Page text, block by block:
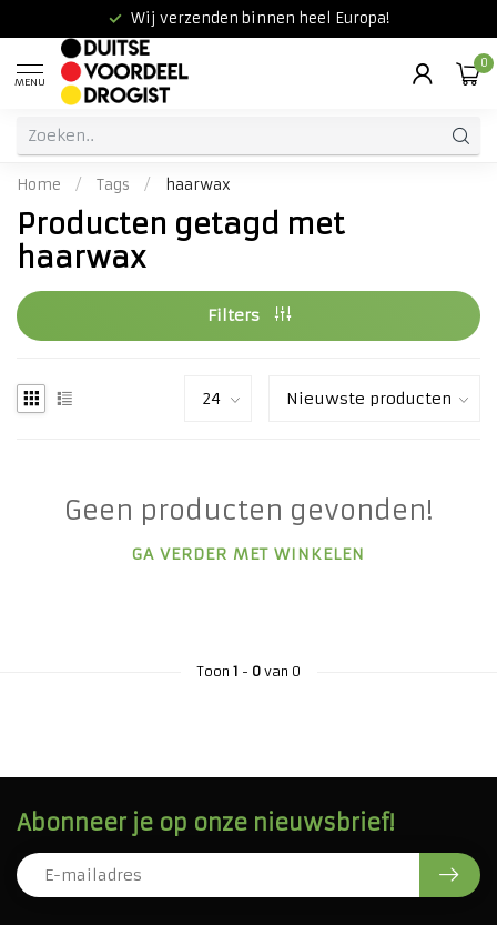
Wij verzenden binnen heel Europa!
MENU
0
Home / Tags / haarwax
Producten getagd met
haarwax
Filters
Geen producten gevonden!
GA VERDER MET WINKELEN
Toon 1 - 0van 0
Abonneer je op onze nieuwsbrief!